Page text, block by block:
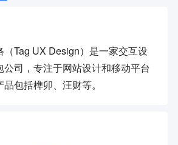
（Tag UX Design）是一家交互设
司，专注于网站设计和移动平台
包括榫卯、汪财等。